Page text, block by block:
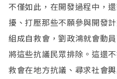
不僅如此，在開發過程中，
擾、打壓那些不願參與開發
組成自救會，劉政鴻就會動
將這些抗議民眾排除。這還
救會在地方抗議、尋求社會